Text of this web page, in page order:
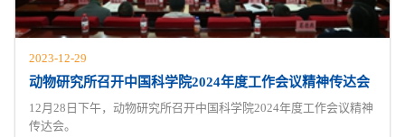
2023-12-29
动物研究所召开中国科学院2024年度工作会议精神传达会
12月28日下午，动物研究所召开中国科学院2024年度工作会议精神
传达会。